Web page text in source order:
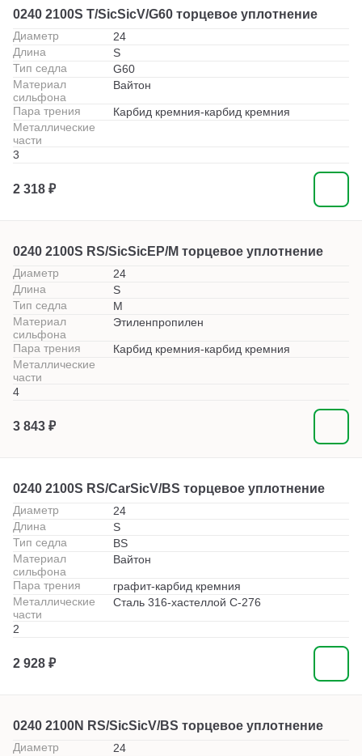
0240 2100S T/SicSicV/G60 торцевое уплотнение
Диаметр
24
Длина
S
Тип седла
G60
Материал
сильфона
Вайтон
Пара трения
Карбид кремния-карбид кремния
Металлические
части
3
2 318 ₽
0240 2100S RS/SicSicEP/M торцевое уплотнение
Диаметр
24
Длина
S
Тип седла
M
Материал
сильфона
Этиленпропилен
Пара трения
Карбид кремния-карбид кремния
Металлические
части
4
3 843 ₽
0240 2100S RS/CarSicV/BS торцевое уплотнение
Диаметр
24
Длина
S
Тип седла
BS
Материал
сильфона
Вайтон
Пара трения
графит-карбид кремния
Металлические
части
Сталь 316-хастеллой С-276
2
2 928 ₽
0240 2100N RS/SicSicV/BS торцевое уплотнение
Диаметр
24